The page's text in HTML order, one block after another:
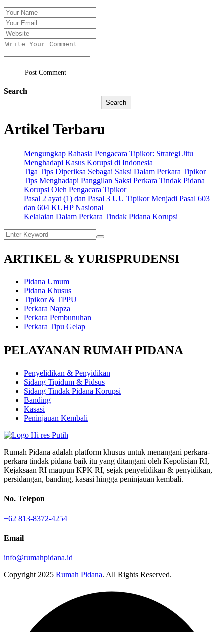
Post Comment
Search
Search
Artikel Terbaru
Mengungkap Rahasia Pengacara Tipikor: Strategi Jitu
Menghadapi Kasus Korupsi di Indonesia
Tiga Tips Diperiksa Sebagai Saksi Dalam Perkara Tipikor
Tips Menghadapi Panggilan Saksi Perkara Tindak Pidana
Korupsi Oleh Pengacara Tipikor
Pasal 2 ayat (1) dan Pasal 3 UU Tipikor Menjadi Pasal 603
dan 604 KUHP Nasional
Kelalaian Dalam Perkara Tindak Pidana Korupsi
ARTIKEL & YURISPRUDENSI
Pidana Umum
Pidana Khusus
Tipikor & TPPU
Perkara Napza
Perkara Pembunuhan
Perkara Tipu Gelap
PELAYANAN RUMAH PIDANA
Penyelidikan & Penyidikan
Sidang Tipidum & Pidsus
Sidang Tindak Pidana Korupsi
Banding
Kasasi
Peninjauan Kembali
Rumah Pidana adalah platform khusus untuk menangani perkara-
perkara tindak pidana baik itu yang ditangani oleh Kepolisian RI,
Kejaksaan RI maupun KPK RI, sejak penyelidikan & penyidikan,
persidangan, banding, kasasi hingga peninjauan kembali.
No. Telepon
+62 813-8372-4254
Email
info@rumahpidana.id
Copyright 2025 Rumah Pidana. All Rights Reserved.